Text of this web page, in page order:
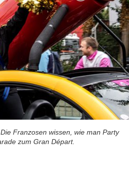
Franzosen wissen, wie man Party
zum Gran Départ.